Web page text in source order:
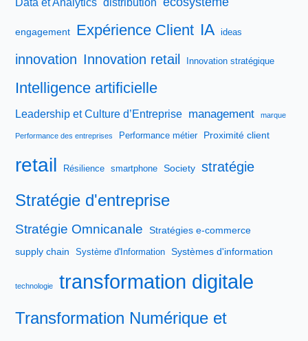
Data et Analytics distribution
engagement Expérience Client IA ideas
innovation Innovation retail Innovation stratégique
Intelligence artificielle
Leadership et Culture d’Entreprise management marque
Performance des entreprises Performance métier Proximité client
retail Résilience smartphone Society stratégie
Stratégie d'entreprise
Stratégie Omnicanale
Stratégies e-commerce
supply chain
Système d'Information Systèmes d'information
technologie transformation digitale
Transformation Numérique et